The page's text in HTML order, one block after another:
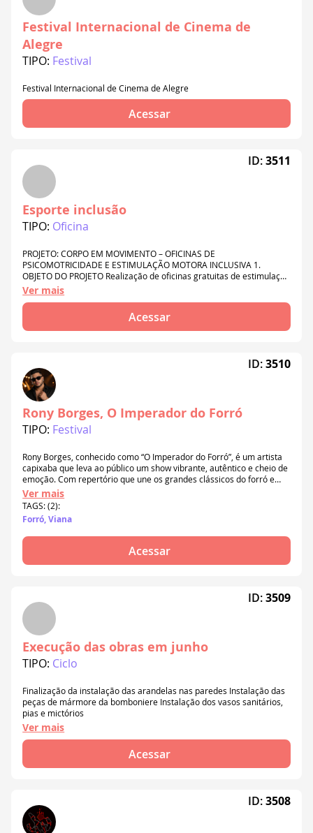
Festival Internacional de Cinema de
Alegre
TIPO: Festival
Festival Internacional de Cinema de Alegre
Acessar
Esporte inclusão
TIPO: Oficina
ID:3511
PROJETO: CORPO EM MOVIMENTO – OFICINAS DE
PSICOMOTRICIDADE E ESTIMULAÇÃO MOTORA INCLUSIVA 1.
OBJETO DO PROJETO Realização de oficinas gratuitas de estimulação
motora, psicomotricidade adaptada e atividades físicas recreativas
direcionadas a crianças com deficiência (física, intelectual, visual,
auditiva ou neurodivergentes) moradoras do município de Vila Velha.
O projeto visa utilizar o movimento
Ver mais
Acessar
Rony Borges, O Imperador do Forró
TIPO: Festival
ID:3510
Rony Borges, conhecido como “O Imperador do Forró”, é um artista
capixaba que leva ao público um show vibrante, autêntico e cheio de
emoção. Com repertório que une os grandes clássicos do forró e
sucessos atuais, conquista diferentes gerações através de
apresentações marcadas pela energia, interação e qualidade
musical. O projeto tem como objetivo fortalecer a cultura popular e
valorizar o forró.
Ver mais
TAGS: (2):
Forró, Viana
Acessar
Execução das obras em junho
TIPO: Ciclo
ID:3509
Finalização da instalação das arandelas nas paredes Instalação das
peças de mármore da bomboniere Instalação dos vasos sanitários,
pias e mictórios
Ver mais
Acessar
ID:3508